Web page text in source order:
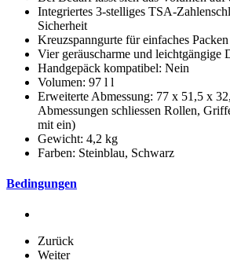
Integriertes 3-stelliges TSA-
Sicherheit
Kreuzspanngurte für einfaches Packen
Vier geräuscharme und leichtgängige
Handgepäck kompatibel: Nein
Volumen: 97 l l
Erweiterte Abmessung: 77 x 51,5 x
Abmessungen schliessen Rollen,
mit ein)
Gewicht: 4,2 kg
Farben: Steinblau, Schwarz
Bedingungen
Zurück
Weiter